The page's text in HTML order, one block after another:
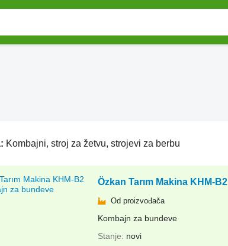
Kombajni, stroj za žetvu, strojevi za berbu
Özkan Tarım Makina KHM-B2
Od proizvođača
Kombajn za bundeve
Stanje
novi